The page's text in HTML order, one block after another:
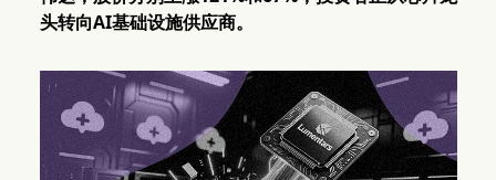
头转向AI基础设施供应商。